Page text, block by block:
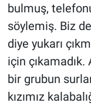
bulmuş,
söylemiş. Biz
diye yukarı
için
bir grubun
kızımız